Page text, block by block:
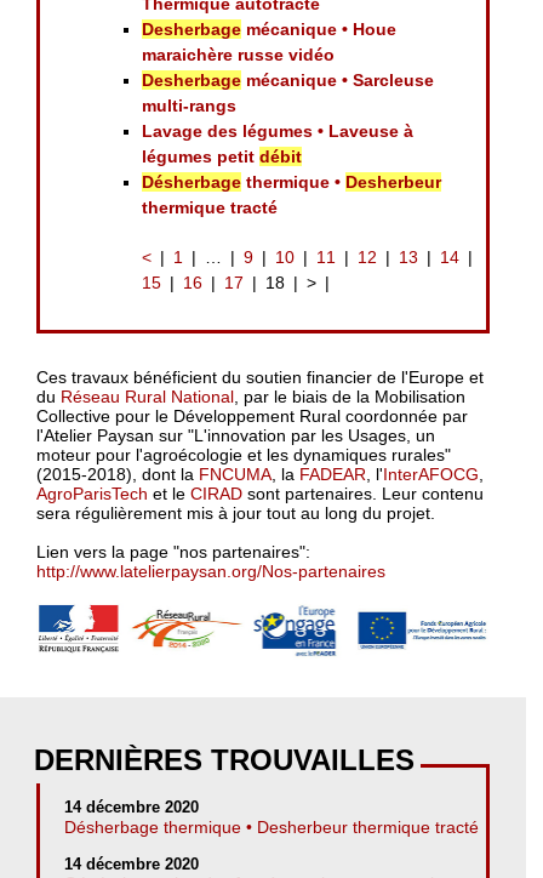
Thermique autotracté
Desherbage mécanique • Houe
maraichère russe vidéo
Desherbage mécanique • Sarcleuse
multi-rangs
Lavage des légumes • Laveuse à
légumes petitdébit
Désherbage thermique • Desherbeur
thermique tracté
< 1 … 9 10 11 12 13
14
15
16 17 18 >
Ces travaux bénéficient du soutien financier de l'Europe et
du Réseau Rural National, par le biais de la Mobilisation
Collective pour le Développement Rural coordonnée par
l'Atelier Paysan sur "L'innovation par les Usages, un
moteur pour l'agroécologie et les dynamiques rurales"
(2015-2018), dont la FNCUMA, la FADEAR, l'InterAFOCG,
AgroParisTech et le CIRAD sont partenaires. Leur contenu
sera régulièrement mis à jour tout au long du projet.
Lien vers la page "nos partenaires":
http://www.latelierpaysan.org/Nos-partenaires
DERNIÈRES TROUVAILLES
14 décembre 2020
Désherbage thermique • Desherbeur thermique tracté
14 décembre 2020